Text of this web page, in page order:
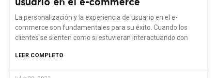
La personalización y la experiencia de usuario en el e-
commerce son fundamentales para su éxito. Cuando los
clientes se sienten como si estuvieran interactuando con
LEER COMPLETO